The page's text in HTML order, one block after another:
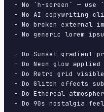
- No `h-screen` — use
- No AI copywriting
- No broken external
- No generic lorem
- Do Sunset gradient
- Do Neon glow applied
- Do Retro grid visible
- Do Glitch effects
- Do Ethereal
- Do 90s nostalgia feel